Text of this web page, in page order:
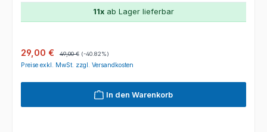
11x ab Lager lieferbar
Verkaufspreis:
29,00 € Regulärer Preis:
49,00 € (-40.82%)
Preise exkl. MwSt. zzgl. Versandkosten
In den Warenkorb